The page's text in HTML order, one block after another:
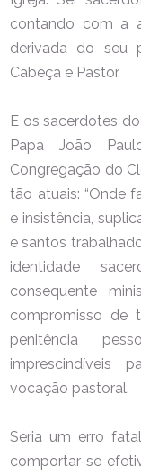
contando com a
derivada do seu
Cabeça e Pastor.
E os sacerdotes
Papa João
Congregação do
tão atuais: “Onde
e insistência,
e santos
identidade
consequente
compromisso de
penitência
imprescindíveis
vocação pastoral.
Seria um erro
comportar-se